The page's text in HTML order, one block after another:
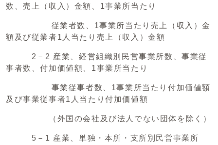
数、売上（収入）金額、1事業所当たり
従業者数、1事業所当たり売上（収入）金
額及び従業者1人当たり売上（収入）金額
2－2 産業、経営組織別民営事業所数、事業従
事者数、付加価値額、1事業所当たり
事業従事者数、1事業所当たり付加価値額
及び事業従事者1人当たり付加価値額
（外国の会社及び法人でない団体を除く）
5－1 産業、単独・本所・支所別民営事業所